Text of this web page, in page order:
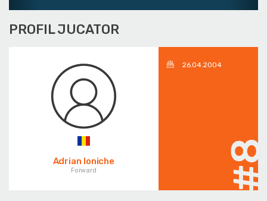
PROFIL JUCATOR
Adrian Ioniche
Forward
26.04.2004